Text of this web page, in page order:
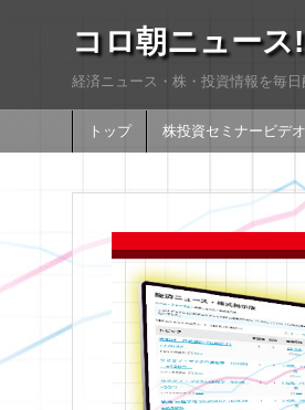
コロ朝ニュース
経済ニュース・株・投資情報を毎
トップ 株投資セミナービデオ